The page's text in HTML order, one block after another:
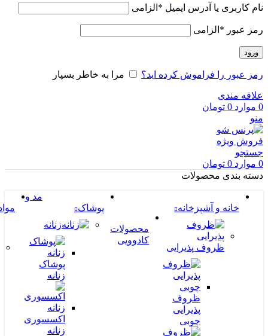
نام کاربری یا آدرس ایمیل * الزامی
رمز عبور * الزامی
ورود
رمز عبور را فراموش کرده اید؟ مرا به خاطر بسپار
علاقه مندی
0 موارد 0 تومان
منو
فروش ویژه
جستجو
0 موارد 0 تومان
دسته بندی محصولات
خانه و آشپزخانه
ظروف پذیرایی
ظروف
پذیرایی
چوبی
محصولات
کادوویی
مد و
پوشاک
زنانه
پوشاک
زنانه
اکسسوری
زنانه